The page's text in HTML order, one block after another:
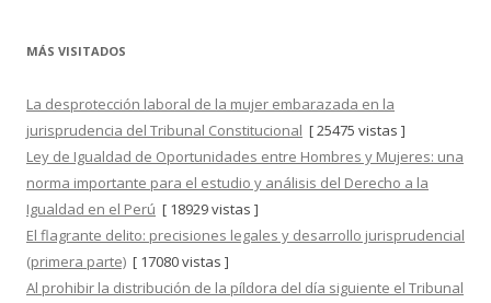
MÁS VISITADOS
La desprotección laboral de la mujer embarazada en la
jurisprudencia del Tribunal Constitucional [ 25475 vistas ]
Ley de Igualdad de Oportunidades entre Hombres y Mujeres: una
norma importante para el estudio y análisis del Derecho a la
Igualdad en el Perú [ 18929 vistas ]
El flagrante delito: precisiones legales y desarrollo jurisprudencial
(primera parte) [ 17080 vistas ]
Al prohibir la distribución de la píldora del día siguiente el Tribunal